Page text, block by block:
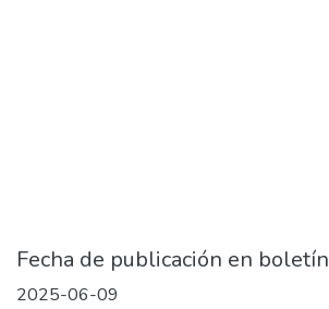
Fecha de publicación en boletín
2025-06-09